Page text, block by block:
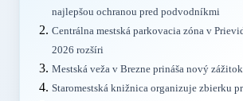
najlepšou ochranou pred podvodníkmi
Centrálna mestská parkovacia zóna v
2026 rozšíri
Mestská veža v Brezne prináša nový zážitok
Staromestská knižnica organizuje zbierku